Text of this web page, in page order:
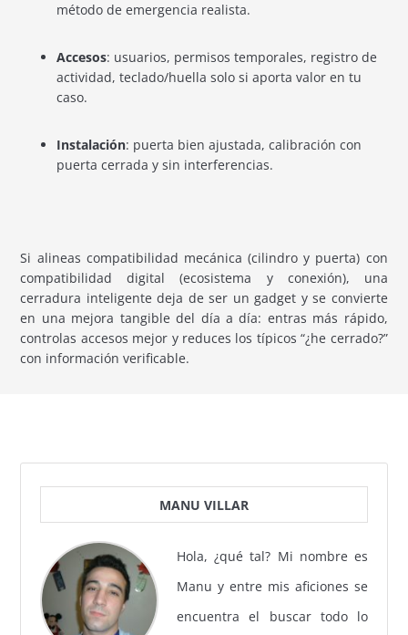
método de emergencia realista.
Accesos: usuarios, permisos temporales, registro de
actividad, teclado/huella solo si aporta valor en tu
caso.
Instalación: puerta bien ajustada, calibración con
puerta cerrada y sin interferencias.
Si alineas compatibilidad mecánica (cilindro y puerta) con
compatibilidad digital (ecosistema y conexión), una
cerradura inteligente deja de ser un gadget y se convierte
en una mejora tangible del día a día: entras más rápido,
controlas accesos mejor y reduces los típicos “¿he cerrado?”
con información verificable.
MANU VILLAR
Hola, ¿qué tal? Mi nombre es
Manu y entre mis aficiones se
encuentra el buscar todo lo